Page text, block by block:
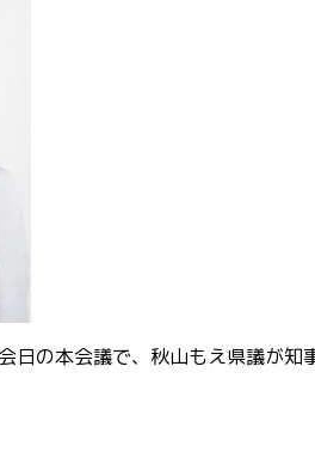
の本会議で、秋山もえ県議が知